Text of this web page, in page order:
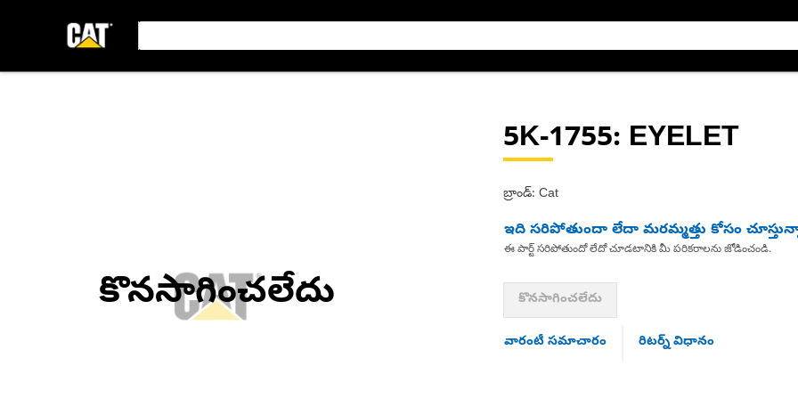
కొనసాగించలేదు
5K-1755: EYELET
బ్రాండ్: Cat
ఇది సరిపోతుందా లేదా మరమ్మత్తు కోసం
ఈ పార్ట్ సరిపోతుందో లేదో చూడటానికి మీ పరికరాలను జోడించండి.
కొనసాగించలేదు
వారంటీ సమాచారం రిటర్న్ విధానం